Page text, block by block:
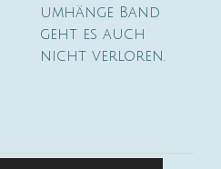
umhänge Band
geht es auch
nicht verloren.